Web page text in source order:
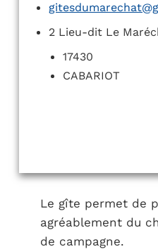
2 Lieu-dit Le
17430
CABARIOT
Le gîte permet de
agréablement du
de campagne.